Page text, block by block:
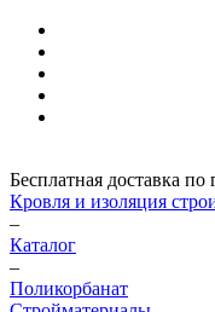
Бесплатная доставка
Кровля и изоляция
–
Каталог
–
Поликорбанат